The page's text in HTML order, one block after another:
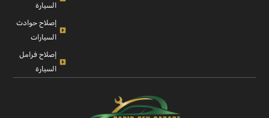
السيارة
إصلاح حوادث
السيارات
إصلاح فرامل
السيارة